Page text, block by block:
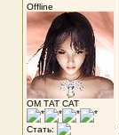
Offline
ОМ ТАТ САТ
Стать: